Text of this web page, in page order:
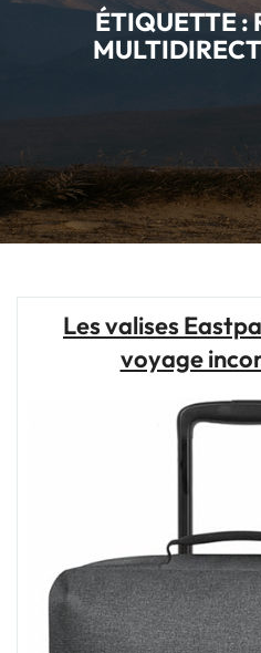
ÉTIQUETTE :
Les valises
voyage